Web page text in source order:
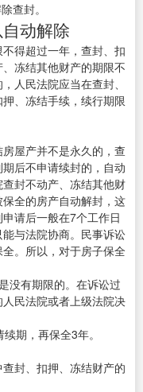
查封。
动解除
得超过一年，查封、扣
冻结其他财产的期限不
人民法院应当在查封、
、冻结手续，续行期限
屋产并不是永久的，查
后不申请续封的，自动
封不动产、冻结其他财
全的房产自动解封，这
请后一般在7个工作日
与法院协商。民事诉讼
。所以，对于房子保全
没有期限的。在诉讼过
民法院或者上级法院决
期，再保全3年。
封、扣押、冻结财产的